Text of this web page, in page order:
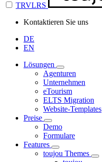
TRVLRS
Kontaktieren Sie uns
DE
EN
Lösungen
Agenturen
Unternehmen
eTourism
ELTS Migration
Website-Templates
Preise
Demo
Formulare
Features
toujou Themes